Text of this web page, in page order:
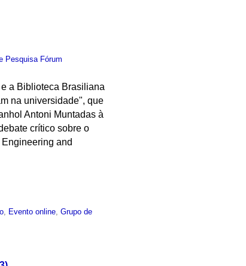
Pesquisa Fórum
a Biblioteca Brasiliana
na universidade", que
Antoni Muntadas à
crítico sobre o
and
Evento online ,Grupo de